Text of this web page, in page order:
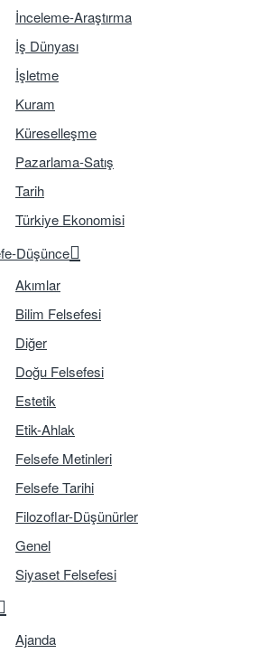
İnceleme-Araştırma
İş Dünyası
İşletme
Kuram
Küreselleşme
Pazarlama-Satış
Tarih
Türkiye Ekonomisi
Düşünce
Akımlar
Bilim Felsefesi
Diğer
Doğu Felsefesi
Estetik
Etik-Ahlak
Felsefe Metinleri
Felsefe Tarihi
Filozoflar-Düşünürler
Genel
Siyaset Felsefesi
Ajanda